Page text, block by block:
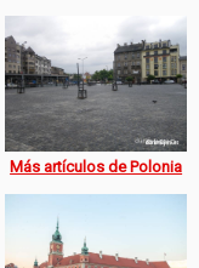
Más artículos de Polonia